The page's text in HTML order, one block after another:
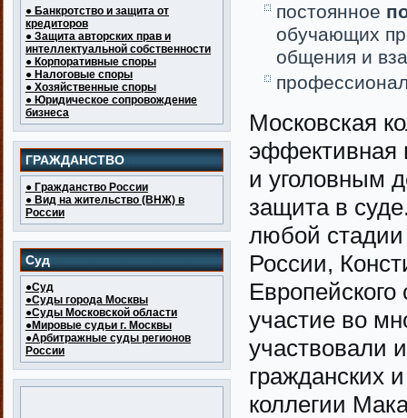
● Банкротство и защита от
кредиторов
● Защита авторских прав и
интеллектуальной собственности
● Корпоративные споры
● Налоговые споры
● Хозяйственные споры
● Юридическое сопровождение
бизнеса
ГРАЖДАНСТВО
● Гражданство России
● Вид на жительство (ВНЖ) в
России
Суд
●Суд
●Суды города Москвы
●Суды Московской области
●Мировые судьи г. Москвы
●Арбитражные суды регионов
России
постоянное
обучающих
общения и
Московская
эффективная
и уголовным
защита в
любой стадии
России,
участие во
участвовали
гражданских
коллегии